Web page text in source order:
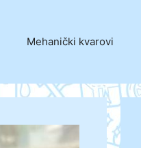
Mehanički kvarovi